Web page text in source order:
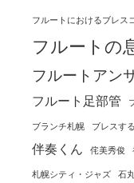
フルートにおけるブレス
フルートの
フルートアン
フルート足部管
ブランチ札幌 ブレスす
伴奏くん 侘美秀俊
札幌シティ・ジャズ 石